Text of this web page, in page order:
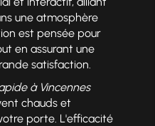
une atmosphère
est pensée pour
en assurant une
satisfaction.
à Vincennes
chauds et
porte. L'efficacité